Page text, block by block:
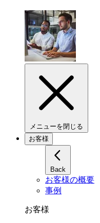
メニューを閉じる
お客様
Back
お客様の概要
事例
お客様